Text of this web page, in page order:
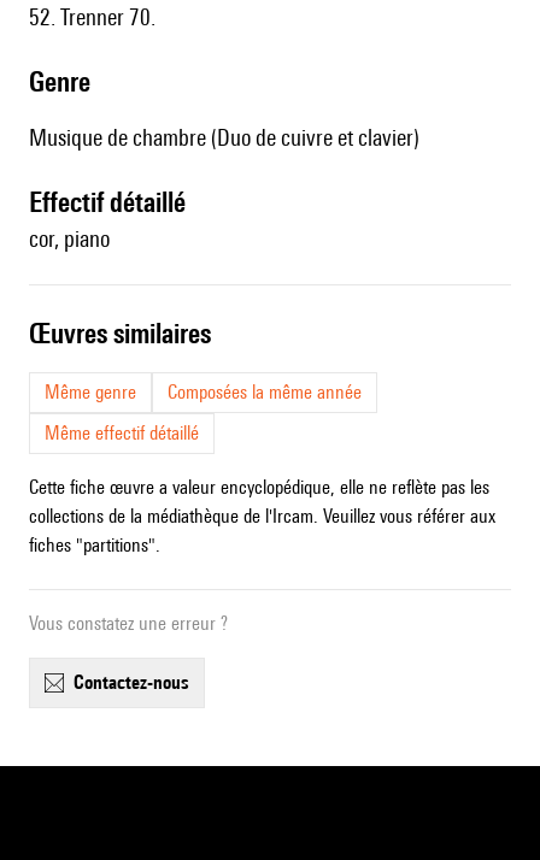
52. Trenner 70.
genre
Musique de chambre (Duo de cuivre et clavier)
effectif détaillé
cor, piano
œuvres similaires
Même genre
Composées la même année
Même effectif détaillé
Cette fiche œuvre a valeur encyclopédique, elle ne reflète pas les
collections de la médiathèque de l'Ircam. Veuillez vous référer aux
fiches "partitions".
Vous constatez une erreur ?
contactez-nous